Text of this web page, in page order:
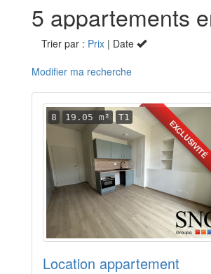
Trier par : Prix | Date
Modifier ma recherche
EXCLUSIVITÉ
8 19.05 m² T1
Location appartement